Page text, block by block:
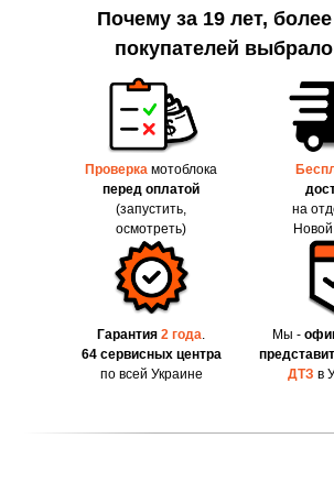
Почему за 19 лет,
покупателей
Проверка мотоблока
перед оплатой
(запустить,
осмотреть)
Гарантия 2 года.
64 сервисных центра
по всей Украине
на
Мы -
ДТЗ в